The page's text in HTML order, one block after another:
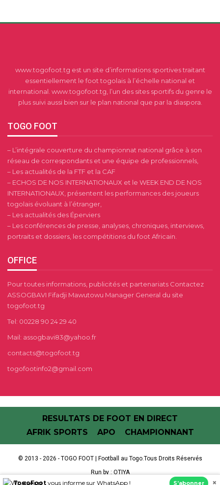
www.togofoot.tg est un site d’informations sportives traitant
essentiellement le foot togolais à l’échelle national et
international. www.togofoot.tg, l’un des sites sportifs du genre le
plus suivi aussi bien sur le plan national que par la diaspora.
TOGO FOOT
– L’intégrale couverture du championnat national grâce à son
réseau de correspondants et une équipe de professionnels,
– Les actualités de la FTF et la CAF
– ECHOS DE NOS INTERNATIONAUX et le WEEK END DE NOS
INTERNATIONAUX, présentent les performances des joueurs
togolais évoluant à l’étranger,
– Les actualités des Éperviers
– Les conférences de presse, analyses, chroniques, interviews,
portraits et dossiers, les compétitions du foot Africain.
OFFICE
Pour toutes informations, publicités et partenariats Contactez
ASSOGBAVI Fifadji Mawutowu Manager General du site
togofoot.tg
Tel: 00228 90 24 29 40
Mail: assogbavi83@yahoo.fr
contacts@togofoot.tg
togofootinfo2@gmail.com
RESULTATS DE FOOT EN DIRECT
AFRIK SPORTS
APO CHAMPIONNANT
© 2013 - 2026 - TOGO FOOT | Football au Togo.Tous Droits Réservés
Run by : OTIYA
TogoFoot vous informe sur WhatsApp ! S’abonner ×